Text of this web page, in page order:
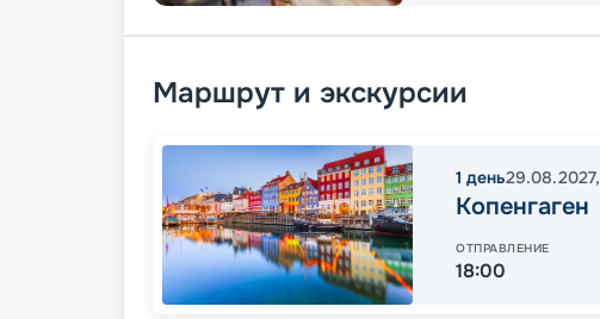
Маршрут и экскурсии
1 день29.08.2027,
Копенгаген
ОТПРАВЛЕНИЕ
18:00